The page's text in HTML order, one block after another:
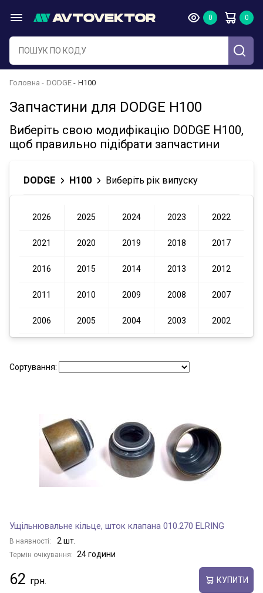
Головна DODGE H100
Запчастини для DODGE H100
Виберіть свою модифікацію DODGE H100,
щоб правильно підібрати запчастини
DODGE H100 Виберіть рік випуску
2026 2025 2024 2023 2022
2021 2020 2019 2018 2017
2016 2015 2014 2013 2012
2011 2010 2009 2008 2007
2006 2005 2004 2003 2002
Сортування:
Ущільнювальне кільце, шток клапана 010.270 ELRING
В наявності: 2 шт.
Термін очікування: 24 години
62 КУПИТИ